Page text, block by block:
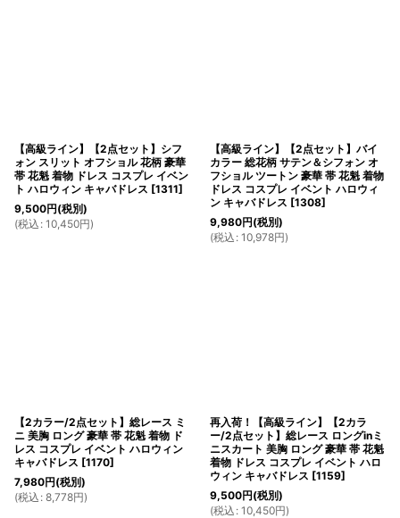
【高級ライン】【2点セット】シフ
ォン スリット オフショル 花柄 豪華
帯 花魁 着物 ドレス コスプレ イベン
ト ハロウィン キャバドレス [1311]
9,500円(税別)
(税込 : 10,450円)
【高級ライン】【2点セット】バイ
カラー 総花柄 サテン＆シフォン オ
フショル ツートン 豪華 帯 花魁 着物
ドレス コスプレ イベント ハロウィ
ン キャバドレス [1308]
9,980円(税別)
(税込 : 10,978円)
【2カラー/2点セット】総レース ミ
ニ 美胸 ロング 豪華 帯 花魁 着物 ド
レス コスプレ イベント ハロウィン
キャバドレス [1170]
7,980円(税別)
(税込 : 8,778円)
再入荷！【高級ライン】【2カラ
ー/2点セット】総レース ロングinミ
ニスカート 美胸 ロング 豪華 帯 花魁
着物 ドレス コスプレ イベント ハロ
ウィン キャバドレス [1159]
9,500円(税別)
(税込 : 10,450円)